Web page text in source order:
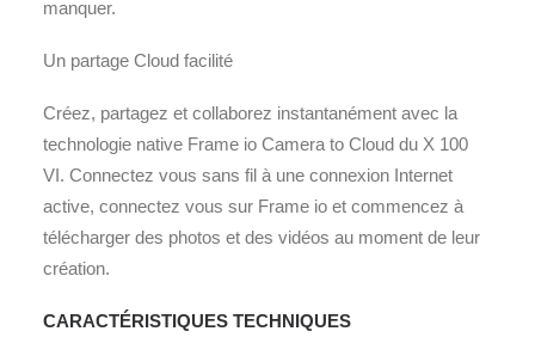
manquer.
Un partage Cloud facilité
Créez, partagez et collaborez instantanément avec la
technologie native Frame io Camera to Cloud du X 100
VI. Connectez vous sans fil à une connexion Internet
active, connectez vous sur Frame io et commencez à
télécharger des photos et des vidéos au moment de leur
création.
CARACTÉRISTIQUES TECHNIQUES